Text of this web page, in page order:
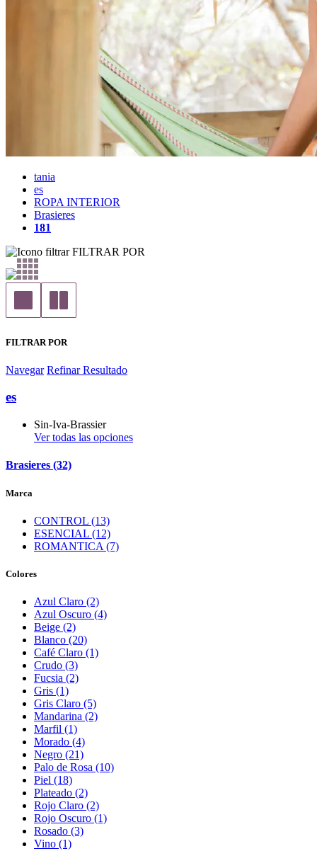
tania
es
ROPA INTERIOR
Brasieres
181
FILTRAR POR
FILTRAR POR
Navegar Refinar Resultado
es
Sin-Iva-Brassier
Ver todas las opciones
Brasieres (32)
Marca
CONTROL (13)
ESENCIAL (12)
ROMANTICA (7)
Colores
Azul Claro (2)
Azul Oscuro (4)
Beige (2)
Blanco (20)
Café Claro (1)
Crudo (3)
Fucsia (2)
Gris (1)
Gris Claro (5)
Mandarina (2)
Marfil (1)
Morado (4)
Negro (21)
Palo de Rosa (10)
Piel (18)
Plateado (2)
Rojo Claro (2)
Rojo Oscuro (1)
Rosado (3)
Vino (1)